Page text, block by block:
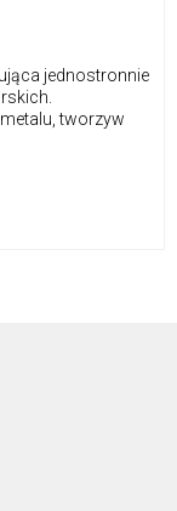
jednostronnie
tworzyw